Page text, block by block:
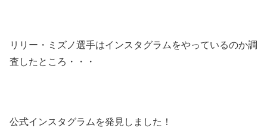
リリー・ミズノ選手はインスタグラムをやっているのか調
査したところ・・・
公式インスタグラムを発見しました！